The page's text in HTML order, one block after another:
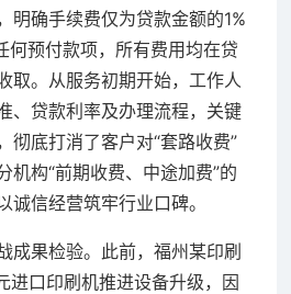
明确手续费仅为贷款金额的1%
何预付款项，所有费用均在贷
取。从服务初期开始，工作人
、贷款利率及办理流程，关键
彻底打消了客户对“套路收费”
机构“前期收费、中途加费”的
诚信经营筑牢行业口碑。
成果检验。此前，福州某印刷
进口印刷机推进设备升级，因